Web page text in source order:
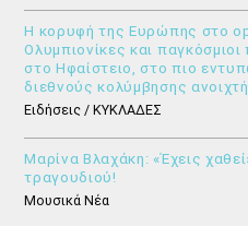
Η κορυφή της Ευρώπης στο
Ολυμπιονίκες και
στο Ηφαίστειο, στο πιο
διεθνούς κολύμβησης
Ειδήσεις / ΚΥΚΛΑΔΕΣ
Μαρίνα Βλαχάκη: «Έχεις
τραγουδιού!
Μουσικά Νέα